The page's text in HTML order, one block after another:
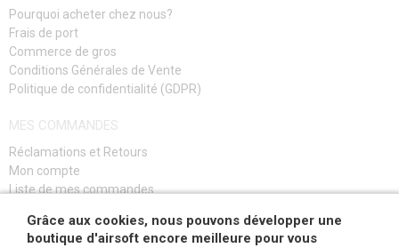
Pourquoi acheter chez nous?
Frais de port
Commerce de gros
Conditions Générales de Vente
Politique de confidentialité (GDPR)
MES COMMANDES
Réclamations et Retours
Mon compte
Liste de mes commandes
S'INSCRIRE
Grâce aux cookies, nous pouvons développer une
boutique d'airsoft encore meilleure pour vous